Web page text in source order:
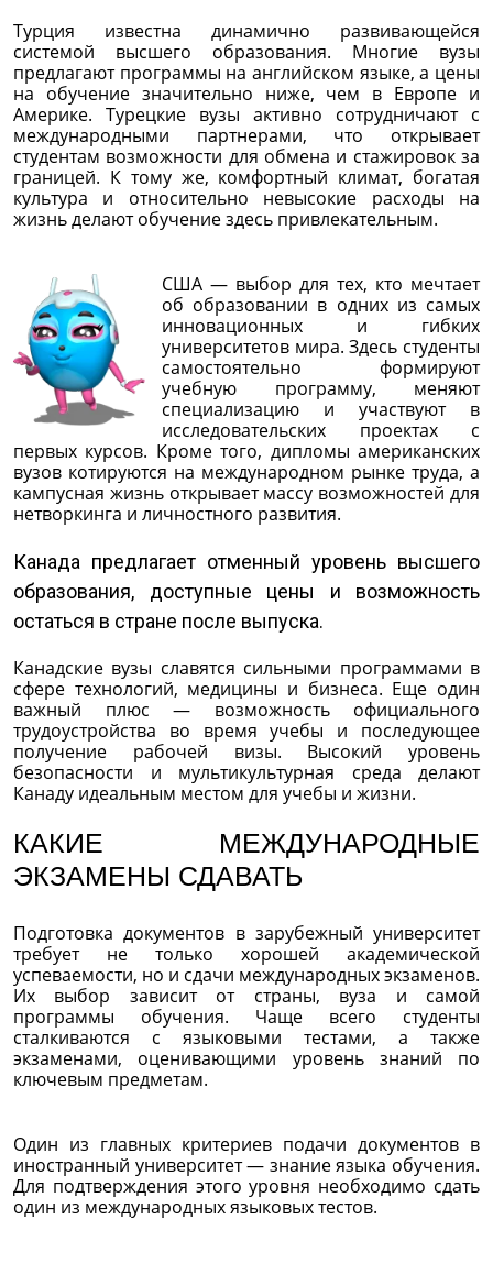
Турция известна динамично развивающейся
системой высшего образования. Многие вузы
предлагают программы на английском языке, а цены
на обучение значительно ниже, чем в Европе и
Америке. Турецкие вузы активно сотрудничают с
международными партнерами, что открывает
студентам возможности для обмена и стажировок за
границей. К тому же, комфортный климат, богатая
культура и относительно невысокие расходы на
жизнь делают обучение здесь привлекательным.
США — выбор для тех, кто мечтает
об образовании в одних из самых
инновационных и гибких
университетов мира. Здесь студенты
самостоятельно формируют
учебную программу, меняют
специализацию и участвуют в
исследовательских проектах с
первых курсов. Кроме того, дипломы американских
вузов котируются на международном рынке труда, а
кампусная жизнь открывает массу возможностей для
нетворкинга и личностного развития.
Канада предлагает отменный уровень высшего
образования, доступные цены и возможность
остаться в стране после выпуска.
Канадские вузы славятся сильными программами в
сфере технологий, медицины и бизнеса. Еще один
важный плюс — возможность официального
трудоустройства во время учебы и последующее
получение рабочей визы. Высокий уровень
безопасности и мультикультурная среда делают
Канаду идеальным местом для учебы и жизни.
КАКИЕ МЕЖДУНАРОДНЫЕ
ЭКЗАМЕНЫ СДАВАТЬ
Подготовка документов в зарубежный университет
требует не только хорошей академической
успеваемости, но и сдачи международных экзаменов.
Их выбор зависит от страны, вуза и самой
программы обучения. Чаще всего студенты
сталкиваются с языковыми тестами, а также
экзаменами, оценивающими уровень знаний по
ключевым предметам.
Один из главных критериев подачи документов в
иностранный университет — знание языка обучения.
Для подтверждения этого уровня необходимо сдать
один из международных языковых тестов.